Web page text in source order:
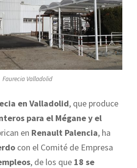
Faurecia Valladolid
en Valladolid, que produce
para el Mégane y el
en Renault Palencia, ha
con el Comité de Empresa
, de los que 18 se